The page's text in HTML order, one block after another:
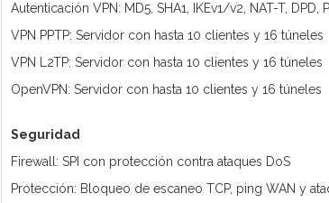
Autenticación VPN: MD5, SHA1, IKEv1/v2, NAT-T, DPD,
VPN PPTP: Servidor con hasta 10 clientes y 16 túneles
VPN L2TP: Servidor con hasta 10 clientes y 16 túneles
OpenVPN: Servidor con hasta 10 clientes y 16 túneles
Seguridad
Firewall: SPI con protección contra ataques DoS
Protección: Bloqueo de escaneo TCP, ping WAN y